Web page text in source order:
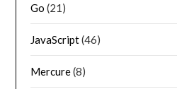
Go (21)
JavaScript(46)
Mercure(8)